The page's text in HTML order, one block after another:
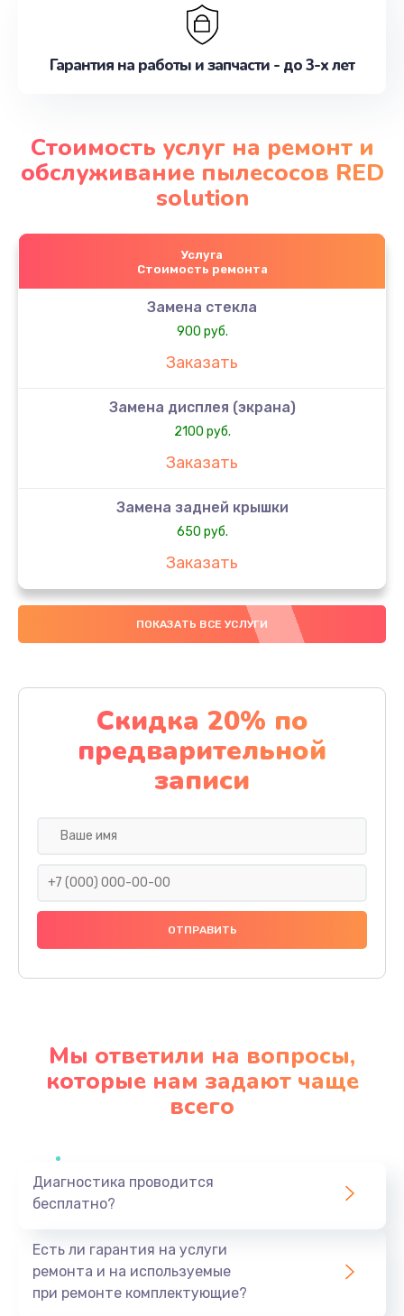
Гарантия на работы и запчасти - до 3-х лет
Стоимость услуг на ремонт и
обслуживание пылесосов RED
solution
Услуга
Стоимость ремонта
Замена стекла
900 руб.
Заказать
Замена дисплея (экрана)
2100 руб.
Заказать
Замена задней крышки
650 руб.
Заказать
Замена аккумулятора
4000 руб.
Замена материнской платы
1100 руб.
Заказать
Замена праймера
1000 руб.
Заказать
Профилактическая чистка
Заказать
ПОКАЗАТЬ ВСЕ УСЛУГИ
Скидка 20% по
предварительной
записи
Мы ответили на вопросы,
которые нам задают чаще
всего
Диагностика проводится
бесплатно?
Есть ли гарантия на услуги
ремонта и на используемые
при ремонте комплектующие?